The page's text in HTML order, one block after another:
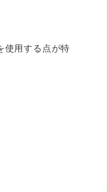
使用する点が特